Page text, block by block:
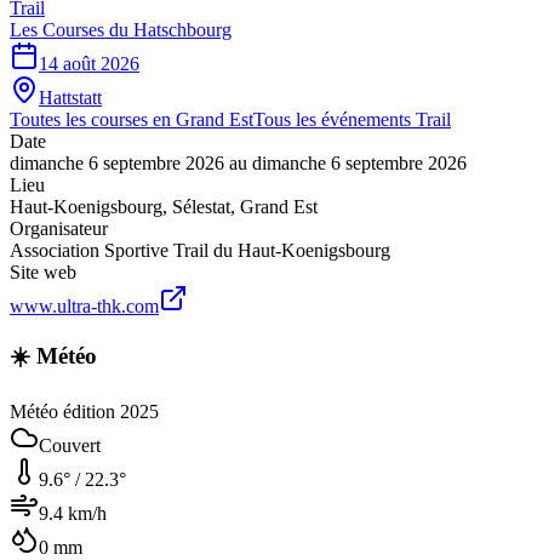
Trail
Les Courses du Hatschbourg
14 août 2026
Hattstatt
Toutes les courses en Grand EstTous les événements Trail
Date
dimanche 6 septembre 2026 au dimanche 6 septembre 2026
Lieu
Haut-Koenigsbourg, Sélestat, Grand Est
Organisateur
Association Sportive Trail du Haut-Koenigsbourg
Site web
www.ultra-thk.com
☀️ Météo
Météo édition 2025
Couvert
9.6° / 22.3°
9.4 km/h
0 mm